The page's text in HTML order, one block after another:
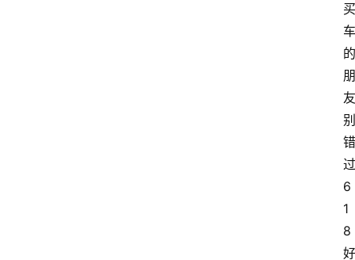
买
车
的
朋
友
别
错
过
6
1
8
好